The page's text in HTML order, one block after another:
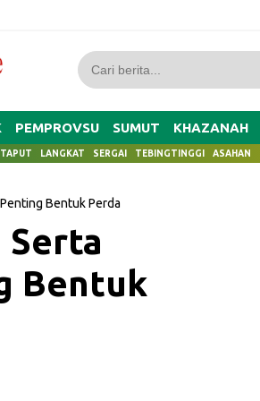
PEMPROVSU SUMUT KHAZANAH
TAPUT LANGKAT SERGAI TEBINGTINGGI ASAHAN
Bentuk Perda
Serta
Bentuk